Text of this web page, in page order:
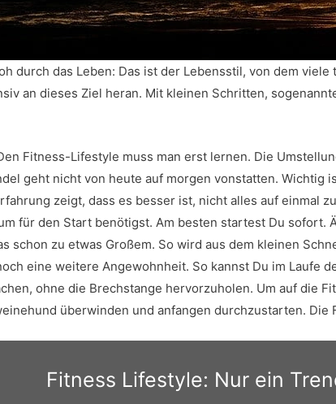
durch das Leben: Das ist der Lebensstil, von dem
an dieses Ziel heran. Mit kleinen Schritten,
Fitness-Lifestyle muss man erst lernen. Die
geht nicht von heute auf morgen vonstatten. Wichtig
zeigt, dass es besser ist, nicht alles auf einmal
für den Start benötigst. Am besten startest Du sofort.
schon zu etwas Großem. So wird aus dem kleinen
eine weitere Angewohnheit. So kannst Du im Laufe
ohne die Brechstange hervorzuholen. Um auf die
überwinden und anfangen durchzustarten. Die
Fitness Lifestyle: Nur ein